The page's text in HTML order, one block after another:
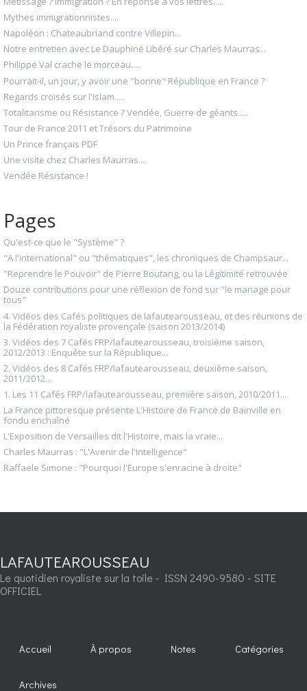
Mythes immigrationnistes....
Napoléon : Chateaubriand contre Villepin...
Notre entretien avec Le Dauphiné Libéré sur Charles Maurras...
Philippe Val crache le morceau.....
Pourrait-il, un jour, y avoir une "bonne" République en France ?
Regards croisés sur l'Islam.....
Totalitarisme ou Résistance ? Vendée, Guerre de géants.....
Tour de France 2011 et Trésors du Patrimoine
Un Prince français PDF
Une visite chez Charles Maurras....
Vendée Résistance !
Pages
Qu'est-ce que le "Système" ?
"A l'international" ou "thématiques", les chroniques de Champsaur...
"Reprendre le Pouvoir" de Pierre Boutang, ou la Légitimité retrouvée
Douze contributions pour une réflexion de fond sur "le mariage pour
tous"
4. Vidéos des Cafés politiques de lafautearousseau, et des réunions de
la Fédération royaliste provençale (saison 2013/2014)
3. Vidéos des 7 Cafés FRP/lafautearousseau, troisième saison,
2012/2013 : Enquête sur la République...
2. Vidéos des 8 Cafés FRP/lafautearousseau, deuxième saison,
2011/2012...
1. Les 11 Cafés FRP/lafautearousseau, première saison, 2010/2011...
La France pittoresque présente L'Histoire de France de Bainville en
fondu enchaîné
L'Exposition de Versailles dit l'Histoire, mais la vraie...
Charles Maurras : "L'Avenir de l'Intelligence"
Raffaele Simone : "Pourquoi l'Europe s'enracine à droite"
LAFAUTEAROUSSEAU
Le quotidien royaliste sur la toile - ISSN 2490-9580 - SITE
OFFICIEL
Accueil À propos Notes Catégories
Archives